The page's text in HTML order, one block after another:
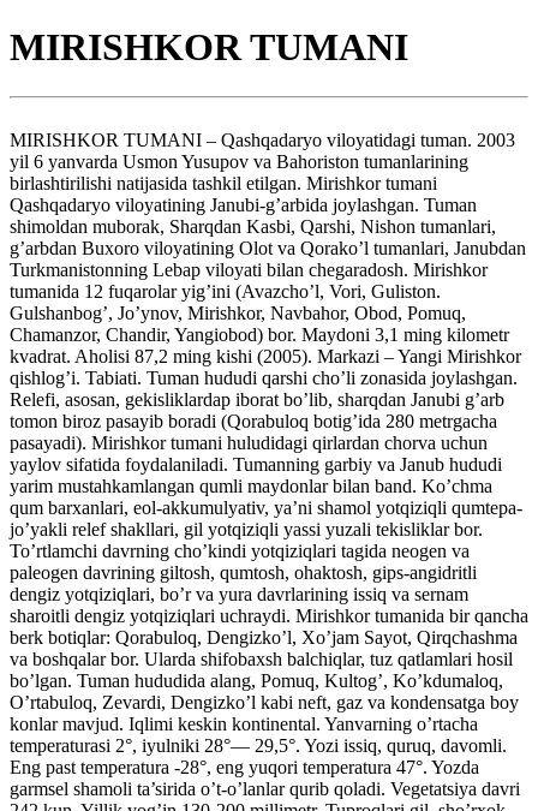
MIRISHKOR TUMANI
MIRISHKOR TUMANI – Qashqadaryo viloyatidagi tuman. 2003
yil 6 yanvarda Usmon Yusupov va Bahoriston tumanlarining
birlashtirilishi natijasida tashkil etilgan. Mirishkor tumani
Qashqadaryo viloyatining Janubi-g’arbida joylashgan. Tuman
shimoldan muborak, Sharqdan Kasbi, Qarshi, Nishon tumanlari,
g’arbdan Buxoro viloyatining Olot va Qorako’l tumanlari, Janubdan
Turkmanistonning Lebap viloyati bilan chegaradosh. Mirishkor
tumanida 12 fuqarolar yig’ini (Avazcho’l, Vori, Guliston.
Gulshanbog’, Jo’ynov, Mirishkor, Navbahor, Obod, Pomuq,
Chamanzor, Chandir, Yangiobod) bor. Maydoni 3,1 ming kilometr
kvadrat. Aholisi 87,2 ming kishi (2005). Markazi – Yangi Mirishkor
qishlog’i. Tabiati. Tuman hududi qarshi cho’li zonasida joylashgan.
Relefi, asosan, gekisliklardap iborat bo’lib, sharqdan Janubi g’arb
tomon biroz pasayib boradi (Qorabuloq botig’ida 280 metrgacha
pasayadi). Mirishkor tumani huludidagi qirlardan chorva uchun
yaylov sifatida foydalaniladi. Tumanning garbiy va Janub hududi
yarim mustahkamlangan qumli maydonlar bilan band. Ko’chma
qum barxanlari, eol-akkumulyativ, ya’ni shamol yotqiziqli qumtepa-
jo’yakli relef shakllari, gil yotqiziqli yassi yuzali tekisliklar bor.
To’rtlamchi davrning cho’kindi yotqiziqlari tagida neogen va
paleogen davrining giltosh, qumtosh, ohaktosh, gips-angidritli
dengiz yotqiziqlari, bo’r va yura davrlarining issiq va sernam
sharoitli dengiz yotqiziqlari uchraydi. Mirishkor tumanida bir qancha
berk botiqlar: Qorabuloq, Dengizko’l, Xo’jam Sayot, Qirqchashma
va boshqalar bor. Ularda shifobaxsh balchiqlar, tuz qatlamlari hosil
bo’lgan. Tuman hududida alang, Pomuq, Kultog’, Ko’kdumaloq,
O’rtabuloq, Zevardi, Dengizko’l kabi neft, gaz va kondensatga boy
konlar mavjud. Iqlimi keskin kontinental. Yanvarning o’rtacha
temperaturasi 2°, iyulniki 28°— 29,5°. Yozi issiq, quruq, davomli.
Eng past temperatura -28°, eng yuqori temperatura 47°. Yozda
garmsel shamoli ta’sirida o’t-o’lanlar qurib qoladi. Vegetatsiya davri